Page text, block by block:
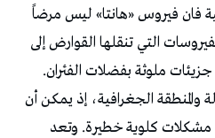
فان فيروس «هانتا» ليس مرضاً
التي تنقلها القوارض إلى
ملوثة بفضلات الفئران.
الجغرافية، إذ يمكن أن
مشكلات كلوية خطيرة. وتعد